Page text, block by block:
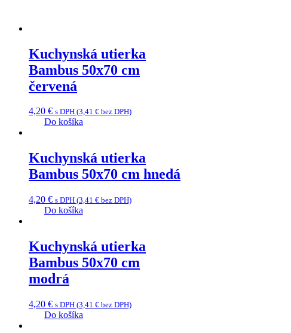
Kuchynská utierka
Bambus 50x70 cm
červená
4,20 € s DPH (3,41 € bez DPH)
Do košíka
Kuchynská utierka
Bambus 50x70 cm hnedá
4,20 € s DPH (3,41 € bez DPH)
Do košíka
Kuchynská utierka
Bambus 50x70 cm
modrá
4,20 € s DPH (3,41 € bez DPH)
Do košíka